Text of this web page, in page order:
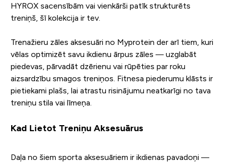
HYROX sacensībām vai vienkārši patīk strukturēts
treniņš, šī kolekcija ir tev.
Trenažieru zāles aksesuāri no Myprotein der arī tiem, kuri
vēlas optimizēt savu ikdienu ārpus zāles — uzglabāt
piedevas, pārvadāt dzērienu vai rūpēties par roku
aizsardzību smagos treniņos. Fitnesa piederumu klāsts ir
pietiekami plašs, lai atrastu risinājumu neatkarīgi no tava
treniņu stila vai līmeņa.
Kad Lietot Treniņu Aksesuārus
Daļa no šiem sporta aksesuāriem ir ikdienas pavadoņi —